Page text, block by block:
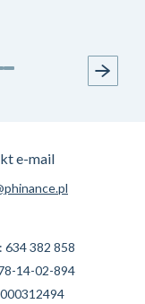
e-mail
634 382 858
14-02-894